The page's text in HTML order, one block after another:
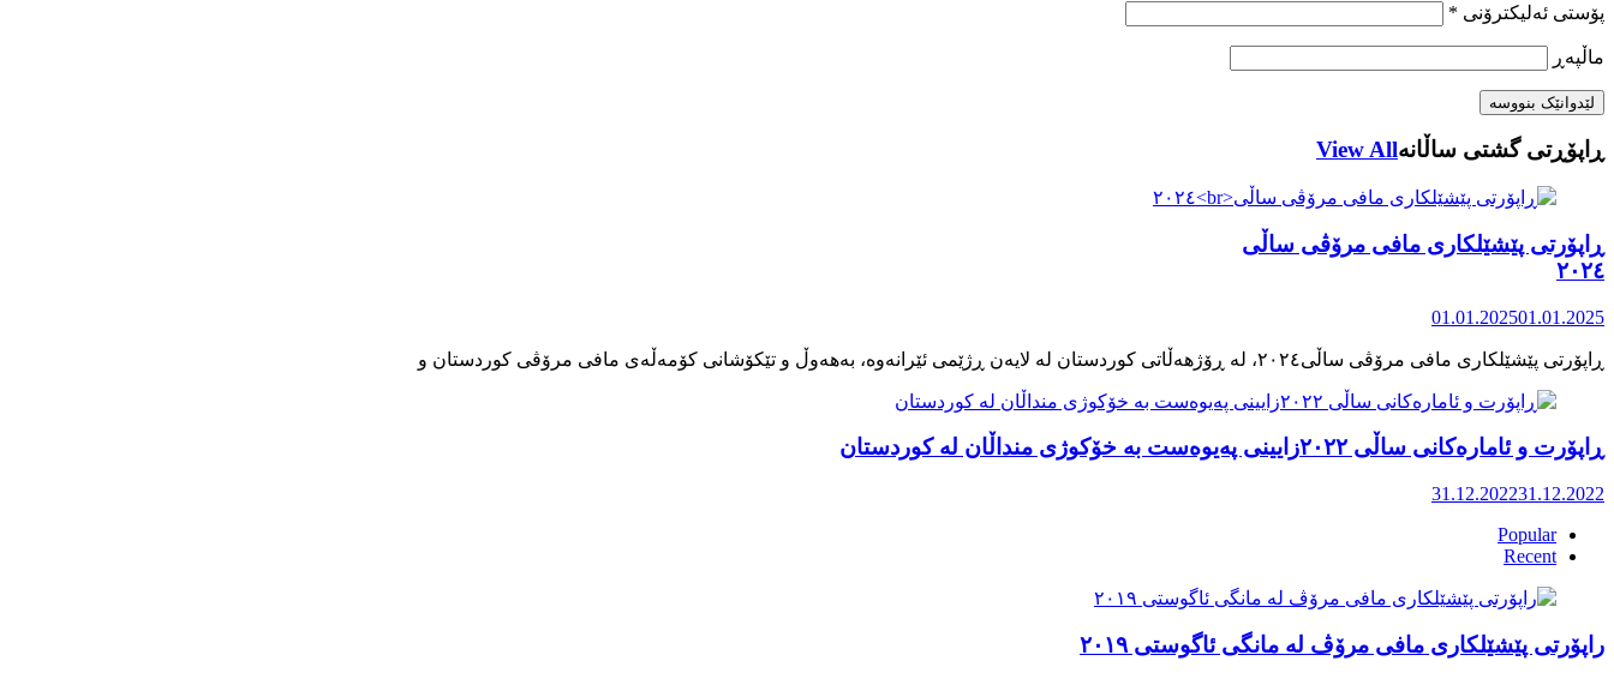
پۆستی ئەلیکترۆنی *
ماڵپه‌ڕ
ڕاپۆڕتی گشتی ساڵانهView All
ڕاپۆرتی پێشێلکاری مافی مرۆڤی ساڵی
٢٠٢٤
01.01.202501.01.2025
ڕاپۆرت و ئامارەکانی ساڵی ٢٠٢٢زایینی پەیوەست بە خۆکوژی منداڵان لە کوردستان
31.12.202231.12.2022
Popular
Recent
راپۆرتی پێشێلكاری مافی مرۆڤ له‌ مانگی ئاگوستی ٢٠١٩